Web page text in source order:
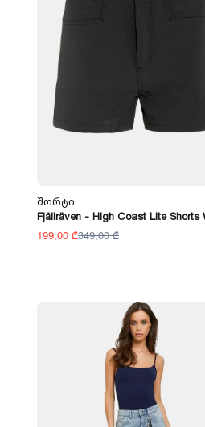
Შორტი
Fjällräven - High Coast Lite Shorts
199,00 ₾349,00 ₾